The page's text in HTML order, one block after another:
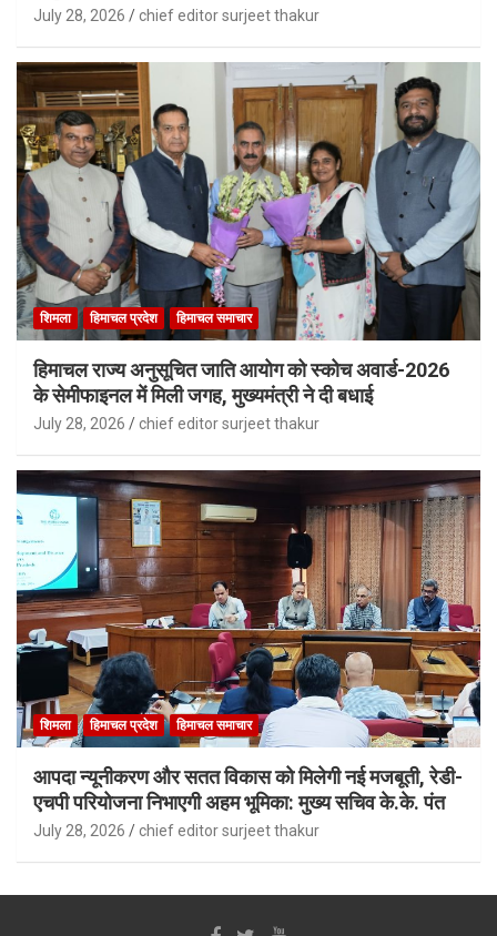
July 28, 2026 chief editor surjeet thakur
शिमला हिमाचल प्रदेश हिमाचल समाचार
हिमाचल राज्य अनुसूचित जाति आयोग को स्कोच अवार्ड-2026
के सेमीफाइनल में मिली जगह, मुख्यमंत्री ने दी बधाई
July 28, 2026 chief editor surjeet thakur
शिमला हिमाचल प्रदेश हिमाचल समाचार
आपदा न्यूनीकरण और सतत विकास को मिलेगी नई मजबूती, रेडी-
एचपी परियोजना निभाएगी अहम भूमिका: मुख्य सचिव के.के. पंत
July 28, 2026 chief editor surjeet thakur